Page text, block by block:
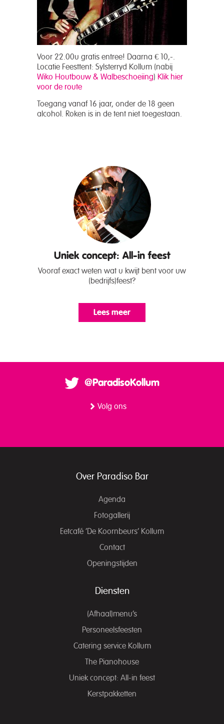
Voor 22.00u gratis entree! Daarna € 10,-.
Locatie Feesttent: Sylsterryd Kollum (nabij
Wiko Houtbouw & Walbeschoeiing) Klik hier
voor de route
Toegang vanaf 16 jaar, onder de 18 geen
alcohol. Roken is in de tent niet toegestaan.
Uniek concept: All-in feest
Vooraf exact weten wat u kwijt bent voor uw
(bedrijfs)feest?
Lees meer
@ParadisoKollum
Volg ons
Over Paradiso Bar
Agenda
Fotogallerij
Eetcafé ‘De Koornbeurs’ Kollum
Contact
Openingstijden
Diensten
(Afhaal)menu’s
Personeelsfeesten
Catering service Kollum
The Pianohouse
Uniek concept: All-in feest
Kerstpakketten